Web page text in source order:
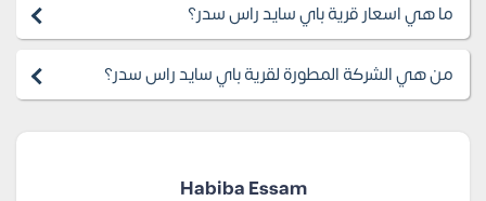
ما هي اسعار قرية باي سايد راس سدر؟
من هي الشركة المطورة لقرية باي سايد راس سدر؟
Habiba Essam